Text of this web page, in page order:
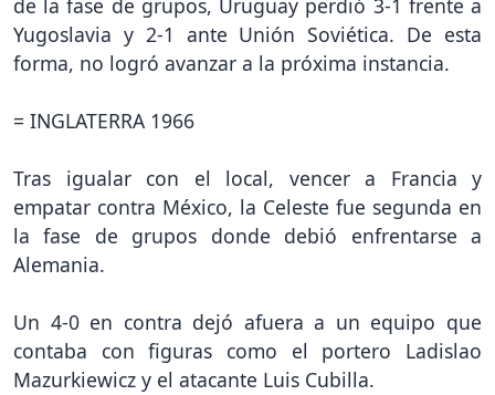
de la fase de grupos, Uruguay perdió 3-1 frente a
Yugoslavia y 2-1 ante Unión Soviética. De esta
forma, no logró avanzar a la próxima instancia.
= INGLATERRA 1966
Tras igualar con el local, vencer a Francia y
empatar contra México, la Celeste fue segunda en
la fase de grupos donde debió enfrentarse a
Alemania.
Un 4-0 en contra dejó afuera a un equipo que
contaba con figuras como el portero Ladislao
Mazurkiewicz y el atacante Luis Cubilla.